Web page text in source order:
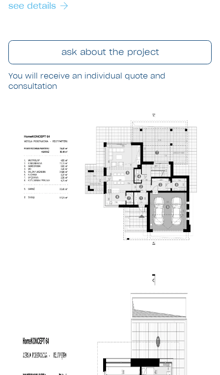
see details
ask about the project
You will receive an individual quote and
consultation